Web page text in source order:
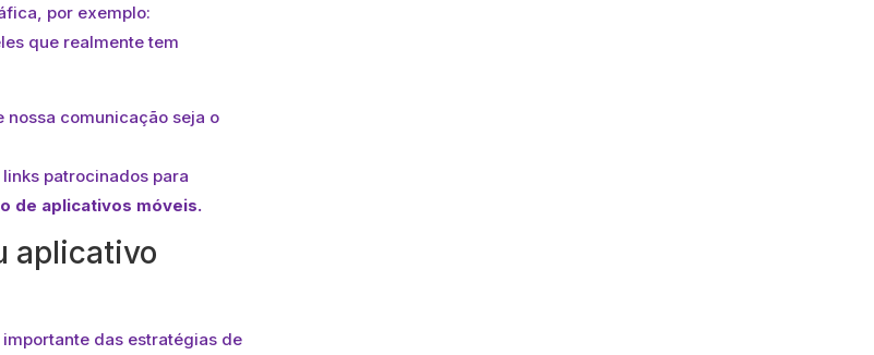
por exemplo:
que realmente tem
nossa comunicação seja o
patrocinados para
de aplicativos móveis.
aplicativo
das estratégias de